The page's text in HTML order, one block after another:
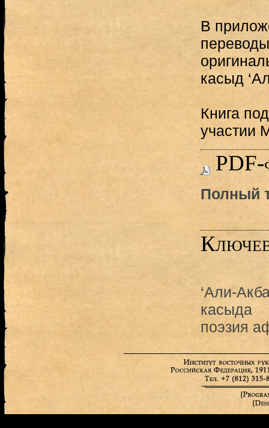
В
касыд
Книга
участии
PDF-
Полный
‘Али-
касыда
поэзия